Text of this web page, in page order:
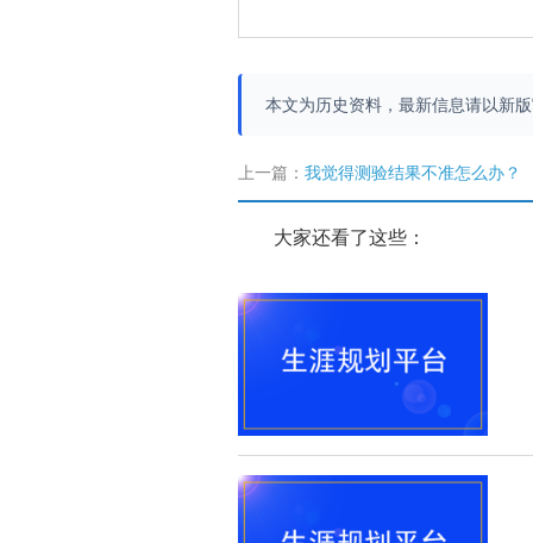
本文为历史资料，最新信息请以新
上一篇： 我觉得测验结果不准怎么办？
大家还看了这些：